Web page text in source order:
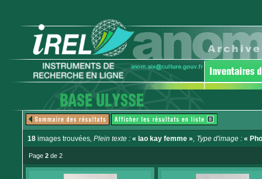
18 images trouvées, Plein texte : « lao kay femme », Type d'image : «
Page 2 de 2